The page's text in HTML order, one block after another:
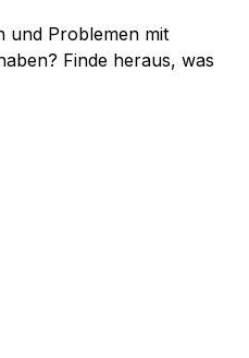
und Problemen mit
Finde heraus, was